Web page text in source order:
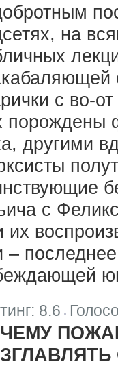
на
с во-
порождены
другими
с
их
–
8.6 |